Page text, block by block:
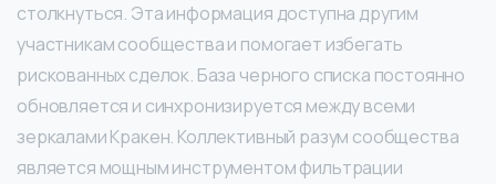
столкнуться. Эта информация доступна другим
участникам сообщества и помогает избегать
рискованных сделок. База черного списка постоянно
обновляется и синхронизируется между всеми
зеркалами Кракен. Коллективный разум сообщества
является мощным инструментом фильтрации